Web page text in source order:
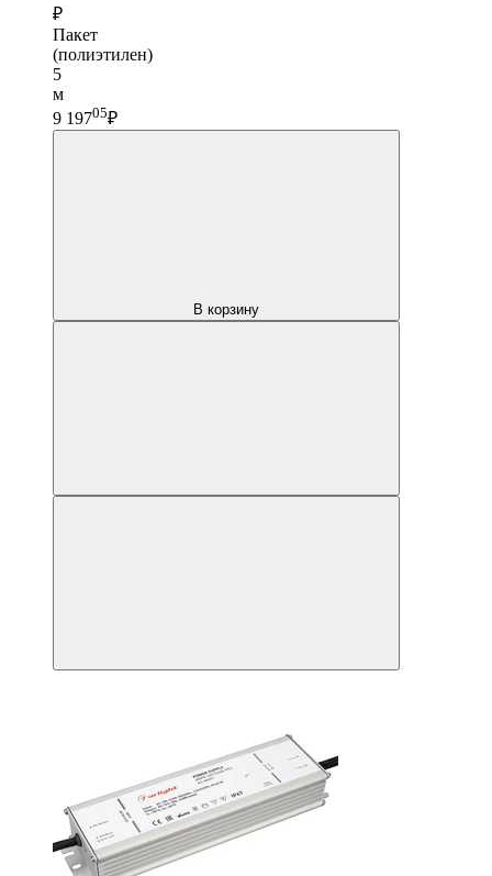
₽
Пакет
(полиэтилен)
5
м
9 19705₽
В корзину